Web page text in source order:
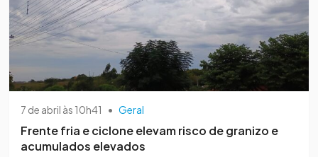
7 de abril às 10h41 • Geral
Frente fria e ciclone elevam risco de granizo e
acumulados elevados